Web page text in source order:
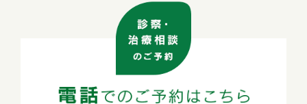
チームだからこそできることがあります。相
手を認め、尊重し、感謝することを忘れませ
ん。
陰口、不平不満は言いません。支援者・仲間
解とご協力のほどよろしくお願い申し上げます。定
期的に研修会を実施し、より良い医療サービス提供
に努めてまいります。
【ゴールデンウィーク 休診のお知らせ】